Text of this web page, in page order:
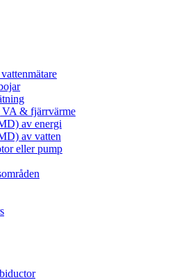
VA & fjärrvärme
av energi
av vatten
eller pump